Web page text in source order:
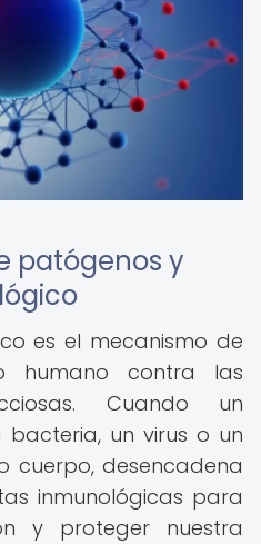
patógenos y
es el mecanismo de
humano contra las
Cuando un
un virus o un
cuerpo, desencadena
inmunológicas para
y proteger nuestra